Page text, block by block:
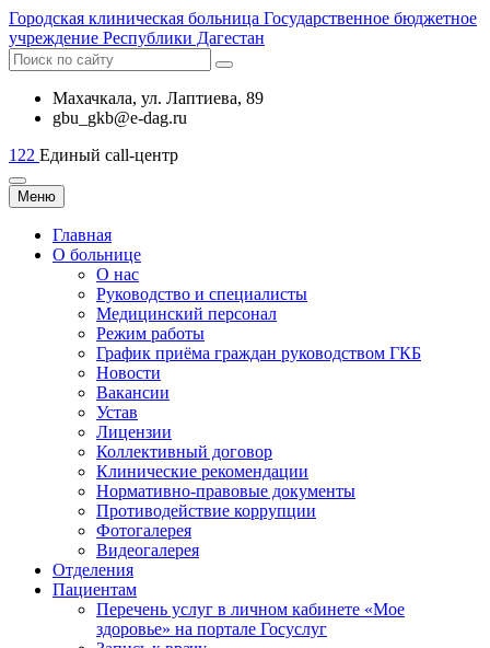
Городская клиническая больница Государственное бюджетное
учреждение Республики Дагестан
Махачкала, ​ул. Лаптиева, 89
gbu_gkb@e-dag.ru
122 Единый call-центр
Меню
Главная
О больнице
О нас
Руководство и специалисты
Медицинский персонал
Режим работы
График приёма граждан руководством ГКБ
Новости
Вакансии
Устав
Лицензии
Коллективный договор
Клинические рекомендации
Нормативно-правовые документы
Противодействие коррупции
Фотогалерея
Видеогалерея
Отделения
Пациентам
Перечень услуг в личном кабинете «Мое
здоровье» на портале Госуслуг